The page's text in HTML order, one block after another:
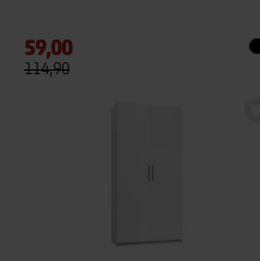
59,00
114,90